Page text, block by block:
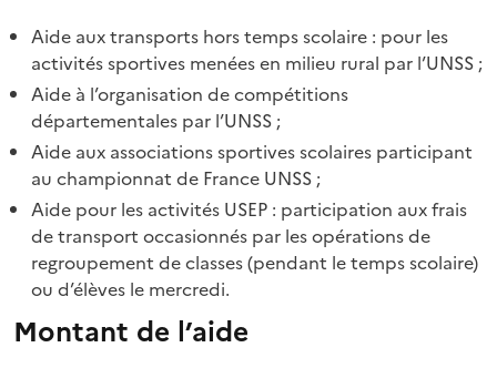
Aide aux transports hors temps scolaire : pour les
activités sportives menées en milieu rural par l’UNSS ;
Aide à l’organisation de compétitions
départementales par l’UNSS ;
Aide aux associations sportives scolaires participant
au championnat de France UNSS ;
Aide pour les activités USEP : participation aux frais
de transport occasionnés par les opérations de
regroupement de classes (pendant le temps scolaire)
ou d’élèves le mercredi.
Montant de l’aide